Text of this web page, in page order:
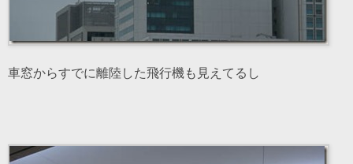
車窓からすでに離陸した飛行機も見えてるし